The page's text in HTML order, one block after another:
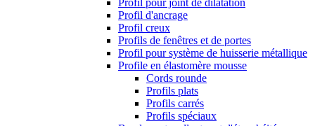
Profil pour joint de dilatation
Profil d'ancrage
Profil creux
Profils de fenêtres et de portes
Profil pour système de huisserie métallique
Profile en élastomère mousse
Cords rounde
Profils plats
Profils carrés
Profils spéciaux